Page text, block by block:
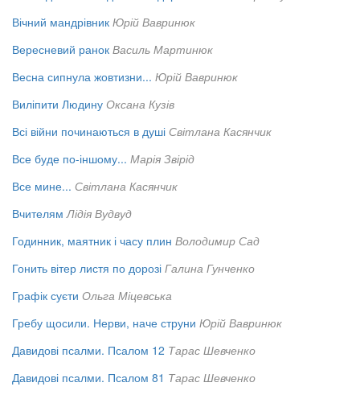
Вічний мандрівник Юрій Вавринюк
Вересневий ранок Василь Мартинюк
Весна сипнула жовтизни... Юрій Вавринюк
Виліпити Людину Оксана Кузів
Всі війни починаються в душі Світлана Касянчик
Все буде по-іншому... Марія Звірід
Все мине... Світлана Касянчик
Вчителям Лідія Вудвуд
Годинник, маятник і часу плин Володимир Сад
Гонить вітер листя по дорозі Галина Гунченко
Графік суєти Ольга Міцевська
Гребу щосили. Нерви, наче струни Юрій Вавринюк
Давидові псалми. Псалом 12 Тарас Шевченко
Давидові псалми. Псалом 81 Тарас Шевченко